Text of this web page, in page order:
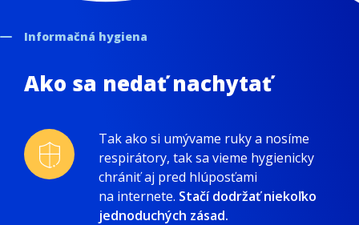
Informačná hygiena
Ako sa nedať nachytať
Tak ako si umývame ruky a nosíme
respirátory, tak sa vieme hygienicky
chrániť aj pred hlúposťami
na internete. Stačí dodržať niekoľko
jednoduchých zásad.